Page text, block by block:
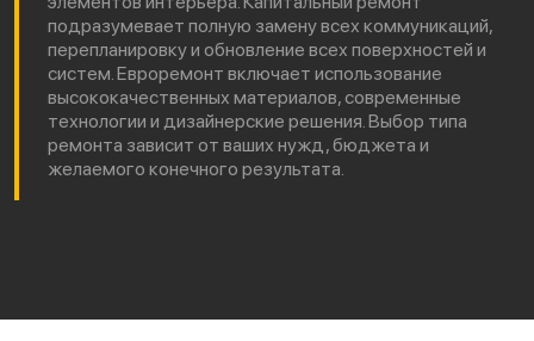
подразумевает полную замену всех коммуникаций,
перепланировку и обновление всех поверхностей и
систем. Евроремонт включает использование
высококачественных материалов, современные
технологии и дизайнерские решения. Выбор типа
ремонта зависит от ваших нужд, бюджета и
желаемого конечного результата.